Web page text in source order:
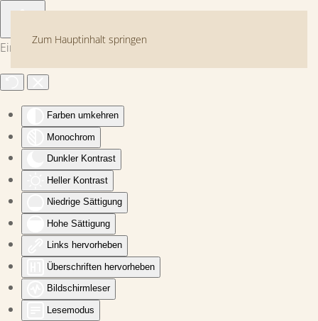
Eingabehilfen öffnen
Farben umkehren
Monochrom
Dunkler Kontrast
Heller Kontrast
Niedrige Sättigung
Hohe Sättigung
Links hervorheben
Überschriften hervorheben
Bildschirmleser
Lesemodus
Zum Hauptinhalt springen